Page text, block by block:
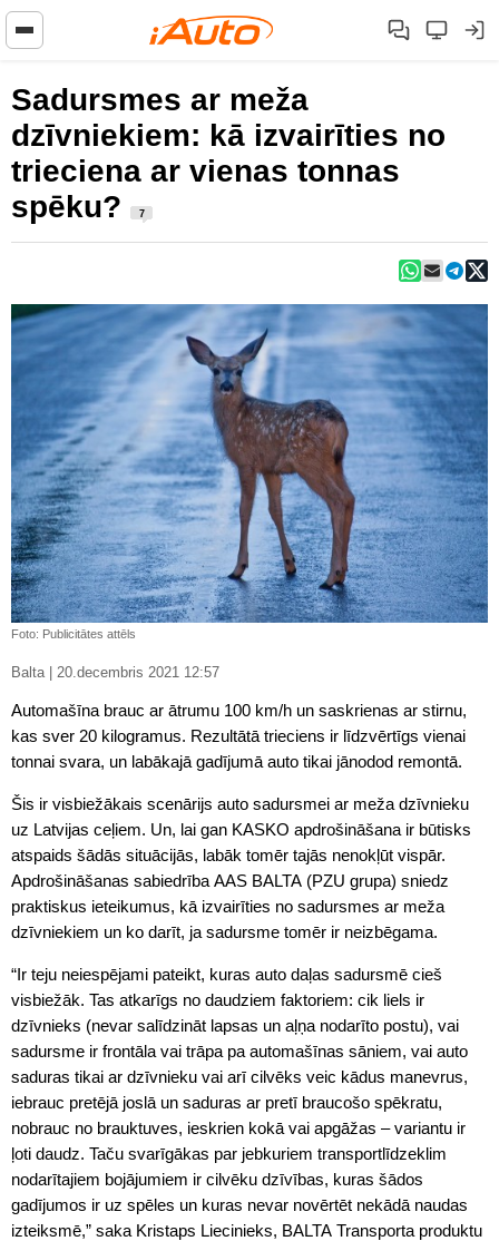
Sadursmes ar meža
dzīvniekiem: kā izvairīties no
trieciena ar vienas tonnas
spēku?
7
Foto: Publicitātes attēls
Balta | 20.decembris 2021 12:57
Automašīna brauc ar ātrumu 100 km/h un saskrienas ar stirnu,
kas sver 20 kilogramus. Rezultātā trieciens ir līdzvērtīgs vienai
tonnai svara, un labākajā gadījumā auto tikai jānodod remontā.
Šis ir visbiežākais scenārijs auto sadursmei ar meža dzīvnieku
uz Latvijas ceļiem. Un, lai gan KASKO apdrošināšana ir būtisks
atspaids šādās situācijās, labāk tomēr tajās nenokļūt vispār.
Apdrošināšanas sabiedrība AAS BALTA (PZU grupa) sniedz
praktiskus ieteikumus, kā izvairīties no sadursmes ar meža
dzīvniekiem un ko darīt, ja sadursme tomēr ir neizbēgama.
“Ir teju neiespējami pateikt, kuras auto daļas sadursmē cieš
visbiežāk. Tas atkarīgs no daudziem faktoriem: cik liels ir
dzīvnieks (nevar salīdzināt lapsas un aļņa nodarīto postu), vai
sadursme ir frontāla vai trāpa pa automašīnas sāniem, vai auto
saduras tikai ar dzīvnieku vai arī cilvēks veic kādus manevrus,
iebrauc pretējā joslā un saduras ar pretī braucošo spēkratu,
nobrauc no brauktuves, ieskrien kokā vai apgāžas – variantu ir
ļoti daudz. Taču svarīgākas par jebkuriem transportlīdzeklim
nodarītajiem bojājumiem ir cilvēku dzīvības, kuras šādos
gadījumos ir uz spēles un kuras nevar novērtēt nekādā naudas
izteiksmē,” saka Kristaps Liecinieks, BALTA Transporta produktu